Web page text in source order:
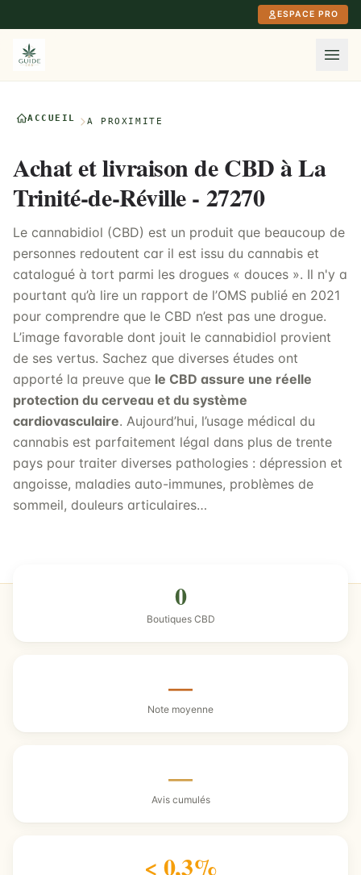
ESPACE PRO
ACCUEIL À PROXIMITÉ
Achat et livraison de CBD à La
Trinité-de-Réville - 27270
Le cannabidiol (CBD) est un produit que beaucoup de
personnes redoutent car il est issu du cannabis et
catalogué à tort parmi les drogues « douces ». Il n'y a
pourtant qu’à lire un rapport de l’OMS publié en 2021
pour comprendre que le CBD n’est pas une drogue.
L’image favorable dont jouit le cannabidiol provient
de ses vertus. Sachez que diverses études ont
apporté la preuve que le CBD assure une réelle
protection du cerveau et du système
cardiovasculaire. Aujourd’hui, l’usage médical du
cannabis est parfaitement légal dans plus de trente
pays pour traiter diverses pathologies : dépression et
angoisse, maladies auto-immunes, problèmes de
sommeil, douleurs articulaires…
0
Boutiques CBD
—
Note moyenne
—
Avis cumulés
< 0,3%